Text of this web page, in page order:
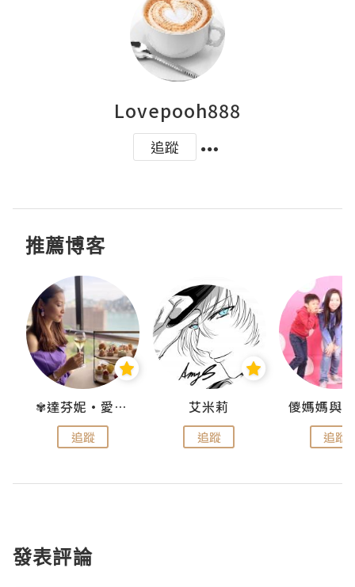
Lovepooh888
追蹤
推薦博客
✾達芬妮•愛孩子•愛生活✾
追蹤
艾米莉
追蹤 追蹤
發表評論